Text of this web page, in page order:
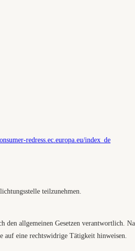
redress.ec.europa.eu/index_de
teilzunehmen.
den allgemeinen Gesetzen
auf eine rechtswidrige Tätigkeit hinweisen.